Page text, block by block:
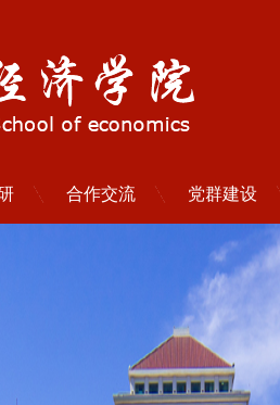
合作交流 党群建设